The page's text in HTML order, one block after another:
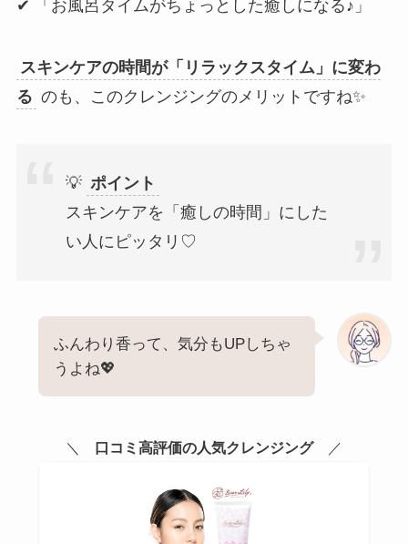
✔ 「お風呂タイムがちょっとした癒しになる♪」
スキンケアの時間が「リラックスタイム」に変わ
る のも、このクレンジングのメリットですね✨
💡 ポイント
スキンケアを「癒しの時間」にした
い人にピッタリ♡
ふんわり香って、気分もUPしちゃ
うよね💖
＼ 口コミ高評価の人気クレンジング／